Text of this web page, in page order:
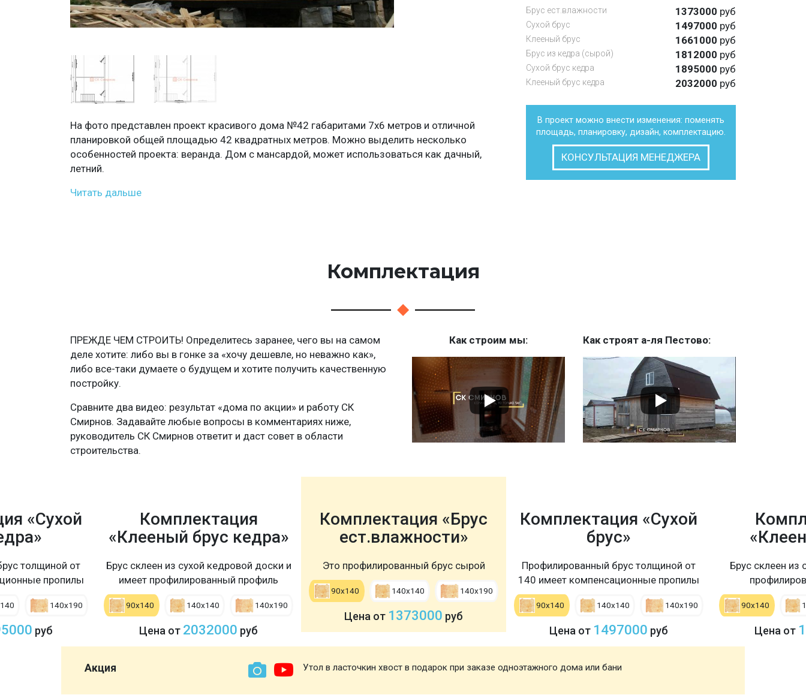
На фото представлен проект красивого дома №42 габаритами 7х6 метров и отличной
планировкой общей площадью 42 квадратных метров. Можно выделить несколько
особенностей проекта: веранда. Дом с мансардой, может использоваться как дачный,
летний.
Читать дальше
Брус ест.влажности 1373000 руб
Сухой брус 1497000 руб
Клееный брус 1661000 руб
Брус из кедра (сырой) 1812000 руб
Сухой брус кедра 1895000 руб
Клееный брус кедра 2032000 руб
В проект можно внести изменения: поменять
площадь, планировку, дизайн, комплектацию.
КОНСУЛЬТАЦИЯ МЕНЕДЖЕРА
Комплектация
ПРЕЖДЕ ЧЕМ СТРОИТЬ! Определитесь заранее, чего вы на самом
деле хотите: либо вы в гонке за «хочу дешевле, но неважно как»,
либо все-таки думаете о будущем и хотите получить качественную
постройку.
Сравните два видео: результат «дома по акции» и работу СК
Смирнов. Задавайте любые вопросы в комментариях ниже,
руководитель СК Смирнов ответит и даст совет в области
строительства.
Как строим мы: Как строят а-ля Пестово:
«Сухой
толщиной от
пропилы
140х190
руб
Комплектация
«Клееный брус кедра»
Брус склеен из сухой кедровой доски и
имеет профилированный профиль
90х140 140х140 140х190
Цена от 2032000 руб
Комплектация «Брус
ест.влажности»
Это профилированный брус сырой
90х140 140х140 140х190
Цена от 1373000 руб
Комплектация «Сухой
брус»
Профилированный брус толщиной от
140 имеет компенсационные пропилы
90х140 140х140 140х190
Цена от 1497000 руб
Брус склеен из
90х140
Цена от
Акция Утол в ласточкин хвост в подарок при заказе одноэтажного дома или бани